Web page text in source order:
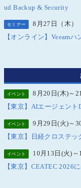
ud Backup & Security
セミナー
8月27日（木）
【オンライン】Veeam
イベント
8月20日(木)～
【東京】AIエージェン
イベント
9月29日(火)～
【東京】日経クロステ
イベント
10月13日(火)～
【東京】CEATEC 2026